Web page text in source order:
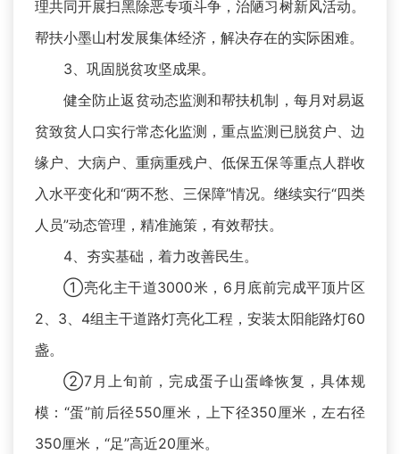
理共同开展扫黑除恶专项斗争，治陋习树新风活动。
帮扶小墨山村发展集体经济，解决存在的实际困难。
3、巩固脱贫攻坚成果。
健全防止返贫动态监测和帮扶机制，每月对易返
贫致贫人口实行常态化监测，重点监测已脱贫户、边
缘户、大病户、重病重残户、低保五保等重点人群收
入水平变化和“两不愁、三保障”情况。继续实行“四类
人员”动态管理，精准施策，有效帮扶。
4、夯实基础，着力改善民生。
①亮化主干道3000米，6月底前完成平顶片区
2、3、4组主干道路灯亮化工程，安装太阳能路灯60
盏。
②7月上旬前，完成蛋子山蛋峰恢复，具体规
模：“蛋”前后径550厘米，上下径350厘米，左右径
350厘米，“足”高近20厘米。